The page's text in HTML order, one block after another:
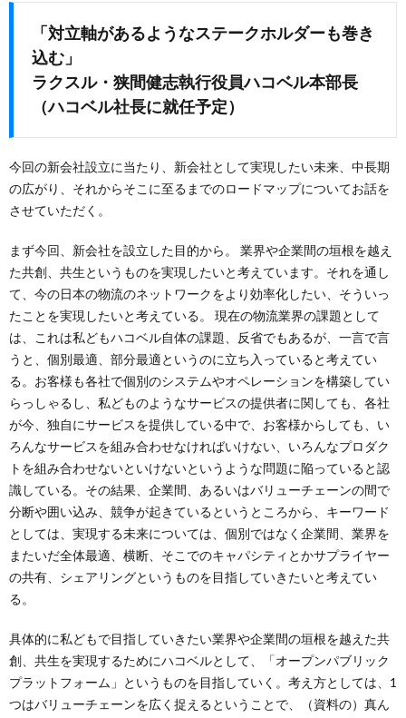
「対立軸があるようなステークホルダーも巻き
込む」
ラクスル・狭間健志執行役員ハコベル本部長
（ハコベル社長に就任予定）
今回の新会社設立に当たり、新会社として実現したい未来、中長期
の広がり、それからそこに至るまでのロードマップについてお話を
させていただく。
まず今回、新会社を設立した目的から。 業界や企業間の垣根を越え
た共創、共生というものを実現したいと考えています。それを通し
て、今の日本の物流のネットワークをより効率化したい、そういっ
たことを実現したいと考えている。 現在の物流業界の課題として
は、これは私どもハコベル自体の課題、反省でもあるが、一言で言
うと、個別最適、部分最適というのに立ち入っていると考えてい
る。お客様も各社で個別のシステムやオペレーションを構築してい
らっしゃるし、私どものようなサービスの提供者に関しても、各社
が今、独自にサービスを提供している中で、お客様からしても、い
ろんなサービスを組み合わせなければいけない、いろんなプロダク
トを組み合わせないといけないというような問題に陥っていると認
識している。その結果、企業間、あるいはバリューチェーンの間で
分断や囲い込み、競争が起きているというところから、キーワード
としては、実現する未来については、個別ではなく企業間、業界を
またいだ全体最適、横断、そこでのキャパシティとかサプライヤー
の共有、シェアリングというものを目指していきたいと考えてい
る。
具体的に私どもで目指していきたい業界や企業間の垣根を越えた共
創、共生を実現するためにハコベルとして、「オープンパブリック
プラットフォーム」というものを目指していく。考え方としては、1
つはバリューチェーンを広く捉えるということで、（資料の）真ん